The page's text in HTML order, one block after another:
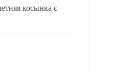
косынка с